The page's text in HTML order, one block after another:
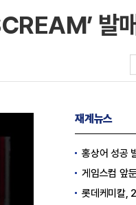
발매
재계뉴스
홍상어 성공
게임스컴 앞둔
롯데케미칼, 2분